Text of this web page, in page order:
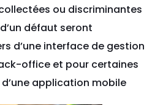
ou discriminantes
défaut seront
d’une interface de gestion
office et pour certaines
application mobile